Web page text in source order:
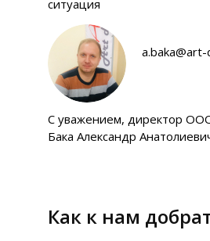
ситуация
C уважением, директор
Бака Александр
Как к нам